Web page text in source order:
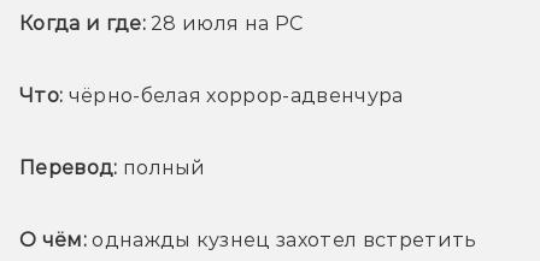
Когда и где: 28 июля на PC
Что: чёрно-белая хоррор-адвенчура
Перевод: полный
О чём: однажды кузнец захотел встретить